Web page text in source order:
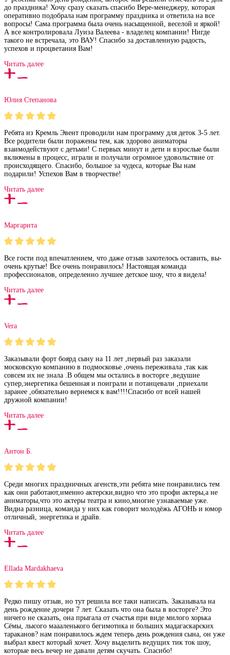
до праздника! Хочу сразу сказать спасибо Вере-менеджеру, которая
оперативно подобрала нам программу праздника и ответила на все
вопросы! Сама программа была очень насыщенной, веселой и яркой!
А все контролировала Луиза Валеева - владелец компании! Нигде
такого не встречала, это ВАУ! Спасибо за доставленную радость,
успехов и процветания Вам!
Читать далее
Юлия Степанова
Ребята из Кремль Эвент проводили нам программу для деток 3-5 лет.
Все родители были поражены тем, как здорово аниматоры
взаимодействуют с детьми! С первых минут и дети и взрослые были
включены в процесс, играли и получали огромное удовольствие от
происходящего. Спасибо, большое за чудеса, которые Вы нам
подарили! Успехов Вам в творчестве!
Читать далее
Маргарита
Все гости под впечатлением, что даже отзыв захотелось оставить, вы-
очень крутые! Все очень понравилось! Настоящая команда
профессионалов, определенно лучшее детское шоу, что я видела!
Читать далее
Vera
Заказывали форт боярд сыну на 11 лет ,первый раз заказали
московскую компанию в подмосковье ,очень переживала ,так как
совсем их не знала .В общем мы остались в восторге ,ведушие
супер,энергетика бешенная и поиграли и потанцевали ,приехали
заранее ,обязательно вернемся к вам!!!!Спасибо от всей нашей
дружной компании!
Читать далее
Антон Б.
Среди многих праздничных агенств,эти ребята мне понравились тем
как они работают,именно актерски,видно что это профи актеры,а не
аниматоры,что это актеры театра и кино,многие узнаваемые уже.
Видна разница, команда у них как говорит молодёжь АГОНЬ и юмор
отличный, энергетика и драйв.
Читать далее
Ellada Mardakhaeva
Редко пишу отзыв, но тут решила все таки написать. Заказывала на
день рождение дочери 7 лет. Сказать что она была в восторге? Это
ничего не сказать, она прыгала от счастья при виде милого хорька
Сёмы, лысого маааленького бегимотика и больших мадагаскарских
тараканов? нам понравилось ждем теперь день рождения сына, он уже
выбрал квест который хочет. Хочу выделить ведущих тик ток шоу,
которые весь вечер не давали детям скучать. Спасибо!